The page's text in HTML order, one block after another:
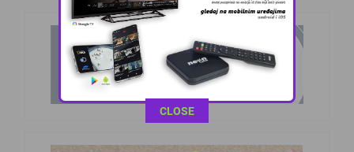
This popup will close in:
CLOSE